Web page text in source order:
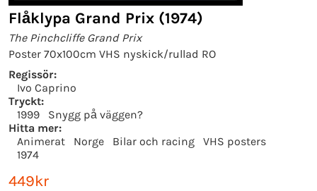
Flåklypa Grand Prix (1974)
The Pinchcliffe Grand Prix
Poster 70x100cm VHS nyskick/rullad RO
Regissör:
Ivo Caprino
Tryckt:
1999
Snygg på väggen?
Hitta mer:
Animerat
Norge Bilar och racing
VHS posters
1974
449kr